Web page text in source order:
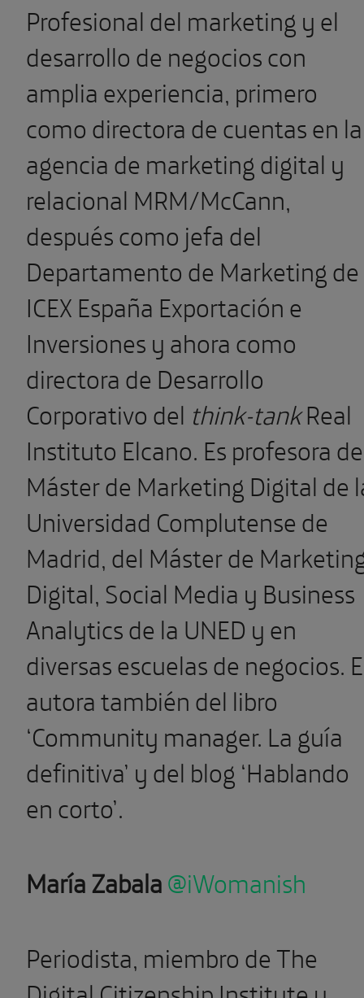
Profesional del marketing y el
desarrollo de negocios con
amplia experiencia, primero
como directora de cuentas en la
agencia de marketing digital y
relacional MRM/McCann,
después como jefa del
Departamento de Marketing de
ICEX España Exportación e
Inversiones y ahora como
directora de Desarrollo
Corporativo del think-tankReal
Instituto Elcano. Es profesora
Máster de Marketing Digital de
Universidad Complutense de
Madrid, del Máster de
Digital, Social Media y Business
Analytics de la UNED y en
diversas escuelas de negocios.
autora también del libro
‘Community manager. La guía
definitiva’ y del blog ‘Hablando
en corto’.
María Zabala@iWomanish
Periodista, miembro de The